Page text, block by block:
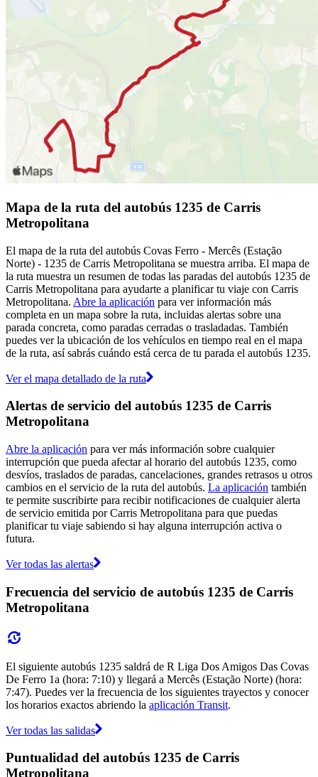
Mapa de la ruta del autobús 1235 de Carris
Metropolitana
El mapa de la ruta del autobús Covas Ferro - Mercês (Estação
Norte) - 1235 de Carris Metropolitana se muestra arriba. El mapa de
la ruta muestra un resumen de todas las paradas del autobús 1235 de
Carris Metropolitana para ayudarte a planificar tu viaje con Carris
Metropolitana. Abre la aplicación para ver información más
completa en un mapa sobre la ruta, incluidas alertas sobre una
parada concreta, como paradas cerradas o trasladadas. También
puedes ver la ubicación de los vehículos en tiempo real en el mapa
de la ruta, así sabrás cuándo está cerca de tu parada el autobús 1235.
Ver el mapa detallado de la ruta
Alertas de servicio del autobús 1235 de Carris
Metropolitana
Abre la aplicación para ver más información sobre cualquier
interrupción que pueda afectar al horario del autobús 1235, como
desvíos, traslados de paradas, cancelaciones, grandes retrasos u otros
cambios en el servicio de la ruta del autobús. La aplicación también
te permite suscribirte para recibir notificaciones de cualquier alerta
de servicio emitida por Carris Metropolitana para que puedas
planificar tu viaje sabiendo si hay alguna interrupción activa o
futura.
Ver todas las alertas
Frecuencia del servicio de autobús 1235 de Carris
Metropolitana
El siguiente autobús 1235 saldrá de R Liga Dos Amigos Das Covas
De Ferro 1a (hora: 7:10) y llegará a Mercês (Estação Norte) (hora:
7:47). Puedes ver la frecuencia de los siguientes trayectos y conocer
los horarios exactos abriendo la aplicación Transit.
Ver todas las salidas
Puntualidad del autobús 1235 de Carris
Metropolitana